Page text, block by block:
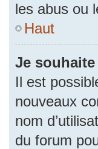
les abus ou
Haut
Je souhaite
Il est
nouveaux
nom
du forum